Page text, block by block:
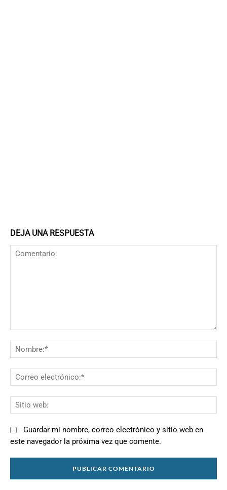
DEJA UNA RESPUESTA
Guardar mi nombre, correo electrónico y sitio web en
este navegador la próxima vez que comente.